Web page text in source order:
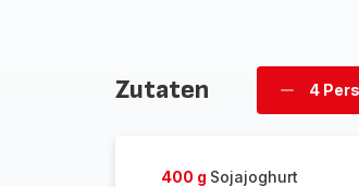
Zutaten
Personen
4
400 g Sojajoghurt